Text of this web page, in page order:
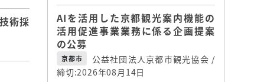
術採
AIを活用した京都観光案内機能の
活用促進事業業務に係る企画提案
の公募
京都市
公益社団法人京都市観光協会 /
締切:2026年08月14日